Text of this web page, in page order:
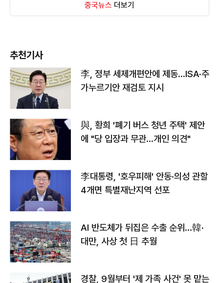
중국뉴스 더보기
추천기사
李, 정부 세제개편안에 제동…ISA·주
가누르기안 재검토 지시
與, 황희 '폐기 버스 청년 주택' 제안
에 "당 입장과 무관…개인 의견"
李대통령, '호우피해' 안동·의성 관할
4개면 특별재난지역 선포
AI 반도체가 뒤집은 수출 순위…韓·
대만, 사상 첫 日 추월
경찰, 9월부터 '제 가족 사건' 못 맡는